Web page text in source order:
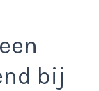
bij